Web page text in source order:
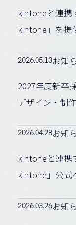
kintoneと連携
kintone」を提
2026.05.13お知
2027年度新卒
デザイン・制
2026.04.28お知
kintoneと連携
kintone」公式
2026.03.26お知